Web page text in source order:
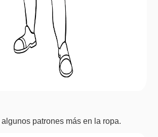
patrones más en la ropa.